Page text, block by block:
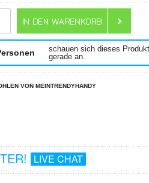
schauen sich dieses Produkt
gerade an.
VON MEINTRENDYHANDY
LIVE CHAT